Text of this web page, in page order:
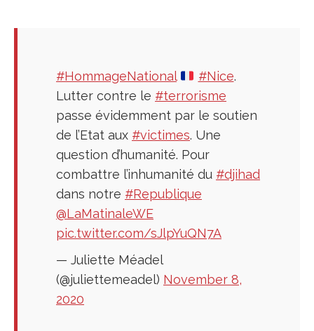
#HommageNational #Nice.
Lutter contre le #terrorisme
passe évidemment par le soutien
de l’Etat aux #victimes. Une
question d’humanité. Pour
combattre l’inhumanité du #djihad
dans notre #Republique
@LaMatinaleWE
pic.twitter.com/sJlpYuQN7A
— Juliette Méadel
(@juliettemeadel) November 8,
2020